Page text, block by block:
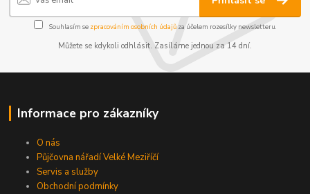
Souhlasím se zpracováním osobních údajůza účelem rozesílky newsletteru.
Můžete se kdykoli odhlásit. Zasíláme jednou za 14 dní.
Informace pro zákazníky
O nás
Půjčovna nářadí Velké Meziříčí
Servis a služby
Obchodní podmínky